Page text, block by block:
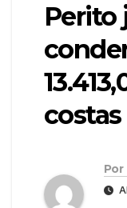
Perito
costas
Por